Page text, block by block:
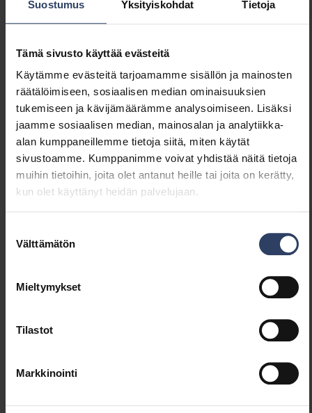
Suostumus Yksityiskohdat Tietoja
Tämä sivusto käyttää evästeitä
Käytämme evästeitä tarjoamamme sisällön ja mainosten
räätälöimiseen, sosiaalisen median ominaisuuksien
tukemiseen ja kävijämäärämme analysoimiseen. Lisäksi
jaamme sosiaalisen median, mainosalan ja analytiikka-
alan kumppaneillemme tietoja siitä, miten käytät
sivustoamme. Kumppanimme voivat yhdistää näitä tietoja
muihin tietoihin, joita olet antanut heille tai joita on kerätty,
kun olet käyttänyt heidän palvelujaan.
valinta
Välttämätön
Mieltymykset
Tilastot
Markkinointi
mahdollistaa helpon irrottamisen latausta
varten, USB-C -latausjohto sisältyy. Valaisimen
etuosassa on hipaisukytkin, josta voi säätää
painamalla valo himmenee portaattomasti.
Valaisin muistaa viimeisimmän valoasetuksen.
Valaisinta voi ohjata myös mukana tulevalla
kaukosäätimellä, kaukosäätimessä on
ajastintoiminto. Jos tilassa on useampi
samanlainen valaisin, kaukosäätimen
liiketunnistimen avulla voi ottaa käyttöön
värivaihtoehtoa: valkoinen tai musta.
Tekniset tiedot
Koodit Tuoteversiot Lataukset Tekniset tiedot
Tuotekoodit
6435200323606